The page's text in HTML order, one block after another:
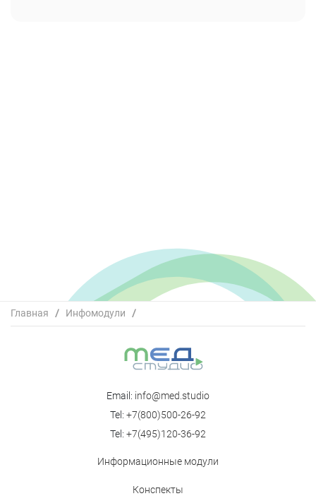
Главная / Инфомодули
/
Влияет ли высокий уровень фолиевой кислоты в крови
Email: info@med.studio
Tel: +7(800)500-26-92
Tel: +7(495)120-36-92
Информационные модули
Конспекты